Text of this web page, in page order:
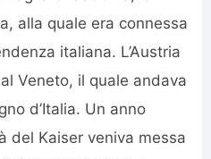
alla quale era connessa
italiana. L’Austria
Veneto, il quale andava
d’Italia. Un anno
del Kaiser veniva messa